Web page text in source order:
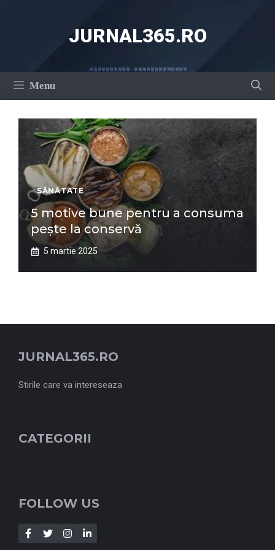
JURNAL365.RO
Menu
SĂNĂTATE
5 motive bune pentru a consuma
pește la conservă
5 martie 2025
JURNAL365.RO
Stirile care va intereseaza
CATEGORII
FOLLOW US